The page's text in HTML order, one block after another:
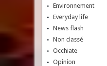
Environnement
Everyday life
News flash
Non classé
Occhiate
Opinion